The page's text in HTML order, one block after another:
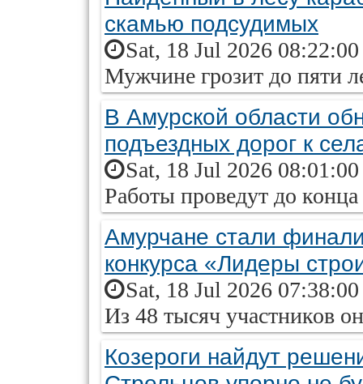
скамью подсудимых
Sat, 18 Jul 2026
Мужчине грозит до пяти
В Амурской области
подъездных дорог к
Sat, 18 Jul 2026
Работы проведут до конца
Амурчане стали
конкурса «Лидеры
Sat, 18 Jul 2026
Из 48 тысяч участников
Козероги найдут